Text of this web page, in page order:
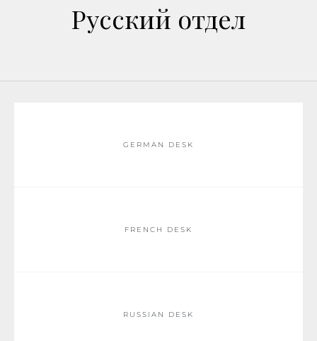
Русский отдел
GERMAN DESK
FRENCH DESK
RUSSIAN DESK